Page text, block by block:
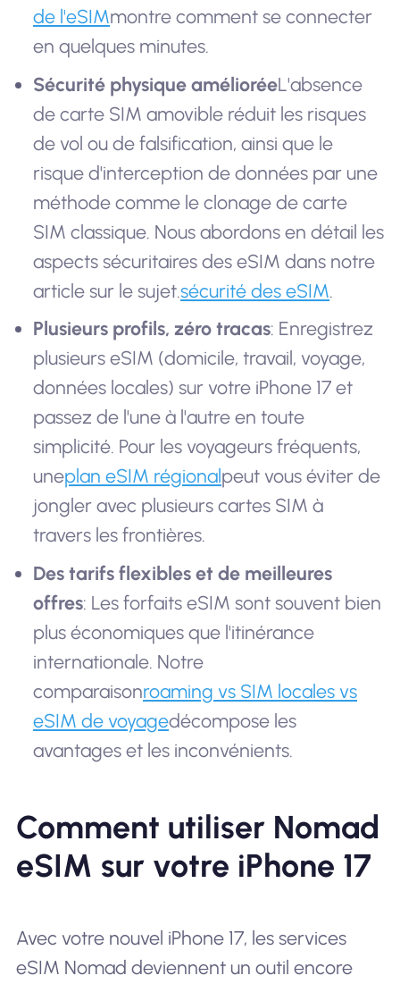
de l'eSIMmontre comment se connecter
en quelques minutes.
Sécurité physique amélioréeL'absence
de carte SIM amovible réduit les risques
de vol ou de falsification, ainsi que le
risque d'interception de données par une
méthode comme le clonage de carte
SIM classique. Nous abordons en détail les
aspects sécuritaires des eSIM dans notre
article sur le sujet.sécurité des eSIM.
Plusieurs profils, zéro tracas: Enregistrez
plusieurs eSIM (domicile, travail, voyage,
données locales) sur votre iPhone 17 et
passez de l'une à l'autre en toute
simplicité. Pour les voyageurs fréquents,
uneplan eSIM régionalpeut vous éviter de
jongler avec plusieurs cartes SIM à
travers les frontières.
Des tarifs flexibles et de meilleures
offres: Les forfaits eSIM sont souvent bien
plus économiques que l'itinérance
internationale. Notre
comparaisonroaming vs SIM locales vs
eSIM de voyagedécompose les
avantages et les inconvénients.
Comment utiliser Nomad
eSIM sur votre iPhone 17
Avec votre nouvel iPhone 17, les services
eSIM Nomad deviennent un outil encore